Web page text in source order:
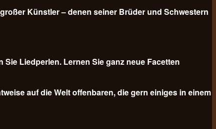
Künstler – denen seiner Brüder und Schwestern
Liedperlen. Lernen Sie ganz neue Facetten
auf die Welt offenbaren, die gern einiges in einem